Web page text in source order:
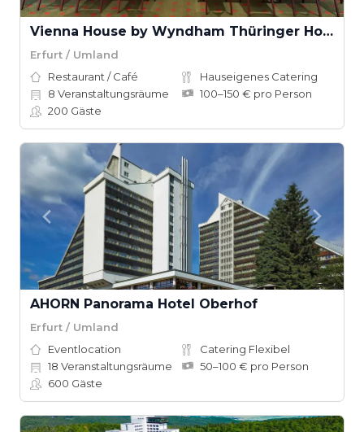
Vienna House by Wyndham Thüringer Hof Eisenach
Erfurt / Umland
Restaurant / Café
Hauseigenes Catering
8 Veranstaltungsräume
100–150 € pro Person
200 Gäste
AHORN Panorama Hotel Oberhof
Erfurt / Umland
Eventlocation
Catering Flexibel
18 Veranstaltungsräume
50–100 € pro Person
600 Gäste